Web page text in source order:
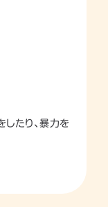
たり、暴力を